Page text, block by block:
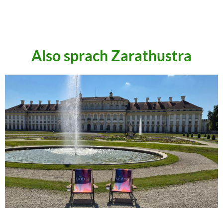
Also sprach Zarathustra